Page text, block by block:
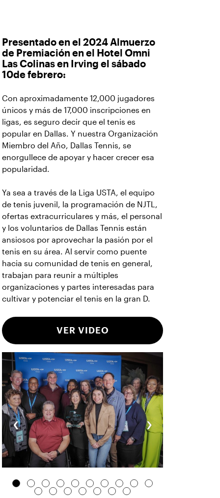
Presentado en el 2024 Almuerzo
de Premiación en el Hotel Omni
Las Colinas en Irving el sábado
10de febrero:
Con aproximadamente 12,000 jugadores
únicos y más de 17,000 inscripciones en
ligas, es seguro decir que el tenis es
popular en Dallas. Y nuestra Organización
Miembro del Año, Dallas Tennis, se
enorgullece de apoyar y hacer crecer esa
popularidad.
Ya sea a través de la Liga USTA, el equipo
de tenis juvenil, la programación de NJTL,
ofertas extracurriculares y más, el personal
y los voluntarios de Dallas Tennis están
ansiosos por aprovechar la pasión por el
tenis en su área. Al servir como puente
hacia su comunidad de tenis en general,
trabajan para reunir a múltiples
organizaciones y partes interesadas para
cultivar y potenciar el tenis en la gran D.
VER VIDEO
‹ ›